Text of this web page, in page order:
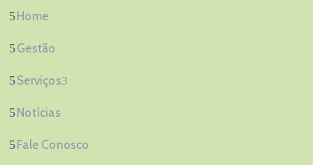
Home
Gestão
Serviços
Notícias
Fale Conosco